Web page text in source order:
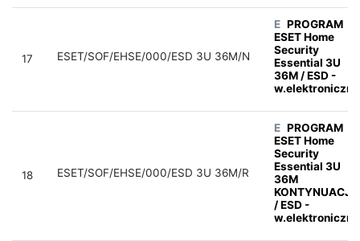
17 ESET/SOF/EHSE/000/ESD 3U 36M/N
E PROGRAM
ESET Home
Security
Essential 3U
36M / ESD -
w.elektroniczna
18 ESET/SOF/EHSE/000/ESD 3U 36M/R
E PROGRAM
ESET Home
Security
Essential 3U
36M
KONTYNUACJA
/ ESD -
w.elektroniczna